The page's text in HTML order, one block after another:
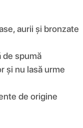
aurii și bronzate
de spumă
și nu lasă urme
de origine